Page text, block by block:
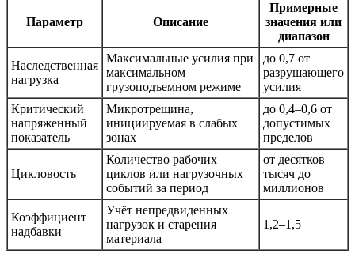
Параметр Описание
Примерные
значения или
диапазон
Наследственная
нагрузка
Максимальные усилия при
максимальном
грузоподъемном режиме
до 0,7 от
разрушающего
усилия
Критический
напряженный
показатель
Микротрещина,
инициируемая в слабых
зонах
до 0,4–0,6 от
допустимых
пределов
Цикловость
Количество рабочих
циклов или нагрузочных
событий за период
от десятков
тысяч до
миллионов
Коэффициент
надбавки
Учёт непредвиденных
нагрузок и старения
материала
1,2–1,5